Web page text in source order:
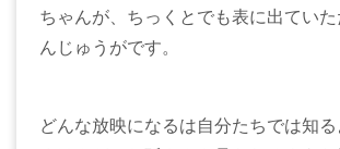
ちゃんが、ちっくとでも表に出てい
んじゅうがです。
どんな放映になるは自分たちでは知